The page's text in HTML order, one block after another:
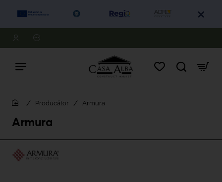
Armura
Producător Armura